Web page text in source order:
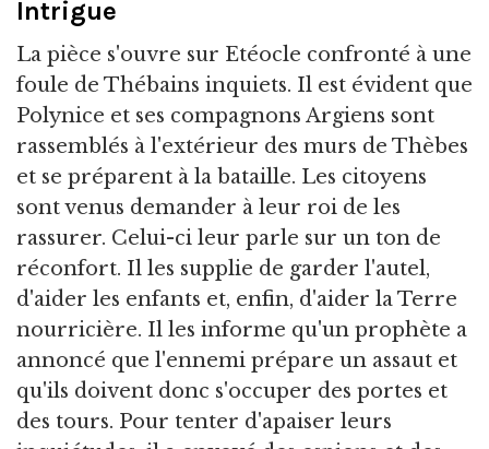
Intrigue
La pièce s'ouvre sur Etéocle confronté à une
foule de Thébains inquiets. Il est évident que
Polynice et ses compagnons Argiens sont
rassemblés à l'extérieur des murs de Thèbes
et se préparent à la bataille. Les citoyens
sont venus demander à leur roi de les
rassurer. Celui-ci leur parle sur un ton de
réconfort. Il les supplie de garder l'autel,
d'aider les enfants et, enfin, d'aider la Terre
nourricière. Il les informe qu'un prophète a
annoncé que l'ennemi prépare un assaut et
qu'ils doivent donc s'occuper des portes et
des tours. Pour tenter d'apaiser leurs